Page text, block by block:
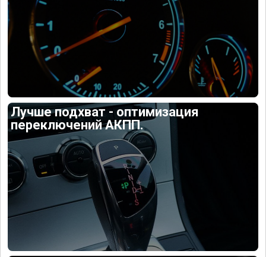
Лучше подхват - оптимизация
переключений АКПП.